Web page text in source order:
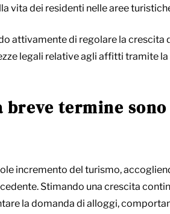
vita dei residenti nelle aree
attivamente di regolare la
legali relative agli affitti tramite
termine
incremento del turismo,
Stimando una crescita
la domanda di alloggi,